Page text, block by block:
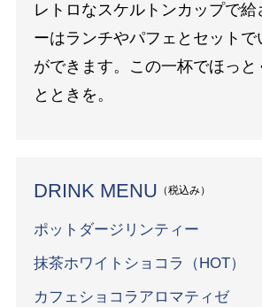
レトロなスケルトンカップで給
ーはランチやパフェとセットで
ができます。この一杯でほっと
とときを。
DRINK MENU （税込み）
ポットダージリンティー
抹茶ホワイトショコラ（HOT）
カフェショコラアロマティゼ